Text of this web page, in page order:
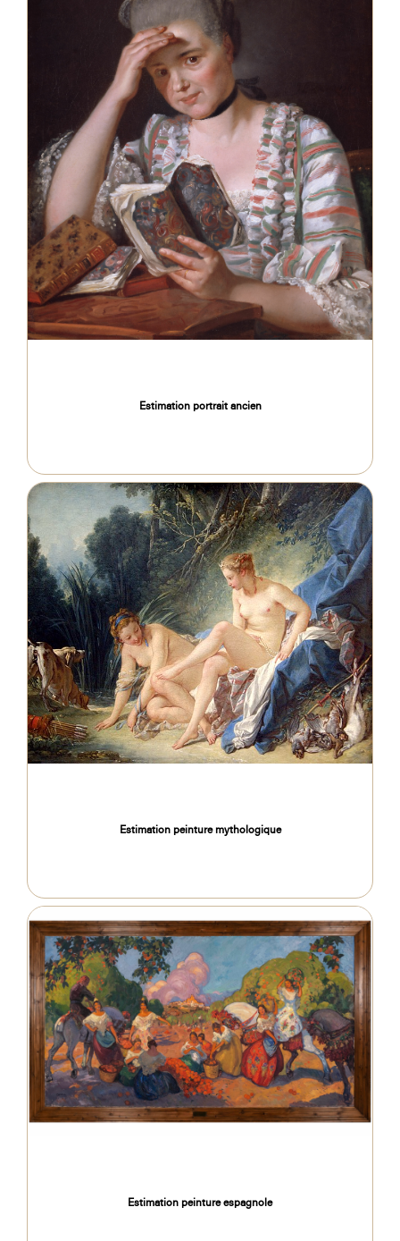
Estimation portrait ancien
Estimation peinture mythologique
Estimation peinture espagnole